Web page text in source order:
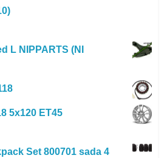
L NIPPARTS (NI
5x120 ET45
Set 800701 sada 4